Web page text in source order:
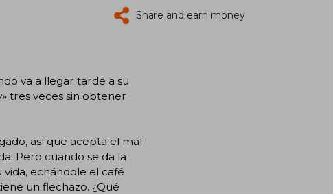
Share and earn money
va a llegar tarde a su
tres veces sin obtener
así que acepta el mal
Pero cuando se da la
echándole el café
un flechazo. ¿Qué